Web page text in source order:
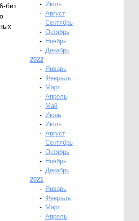
бит
-
Июль
- Август
- Сентябрь
- Октябрь
-
Ноябрь
- Декабрь
2022
-
Январь
- Февраль
-
Март
- Апрель
-
Май
-
Июнь
-
Июль
- Август
- Сентябрь
- Октябрь
-
Ноябрь
- Декабрь
2021
-
Январь
- Февраль
-
Март
- Апрель